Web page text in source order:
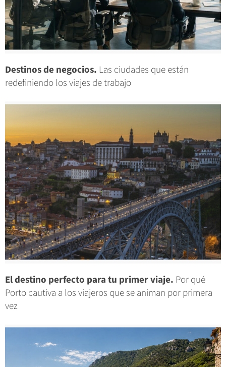
Destinos de negocios. Las ciudades que están
redefiniendo los viajes de trabajo
El destino perfecto para tu primer viaje. Por qué
Porto cautiva a los viajeros que se animan por primera
vez